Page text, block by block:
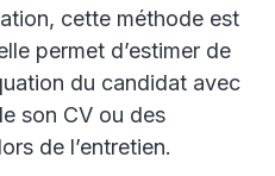
cette méthode est
permet d’estimer de
du candidat avec
son CV ou des
de l’entretien.